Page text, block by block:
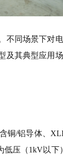
不同场景下对
及其典型应用
铜/铝导体、
压（1kV以下